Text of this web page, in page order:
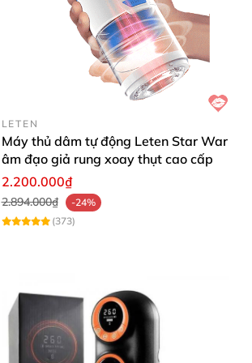
LETEN
Máy thủ dâm tự động Leten Star War
âm đạo giả rung xoay thụt cao cấp
2.200.000₫
2.894.000₫
-24%
(373)